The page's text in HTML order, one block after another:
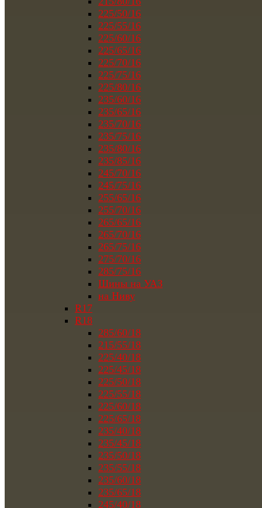
225/50/16
225/55/16
225/60/16
225/65/16
225/70/16
225/75/16
225/80/16
235/60/16
235/65/16
235/70/16
235/75/16
235/80/16
235/85/16
245/70/16
245/75/16
255/65/16
255/70/16
265/65/16
265/70/16
265/75/16
275/70/16
285/75/16
Шины на УАЗ
на Ниву
R17
R18
285/60/18
215/55/18
225/40/18
225/45/18
225/50/18
225/55/18
225/60/18
225/65/18
235/40/18
235/45/18
235/50/18
235/55/18
235/60/18
235/65/18
245/40/18